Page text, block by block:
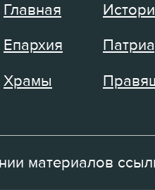
Главная
Епархия
Храмы
материалов